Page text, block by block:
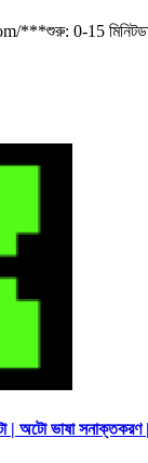
***শুরু: 0-15
| অটো ভাষা সনাক্তকরণ